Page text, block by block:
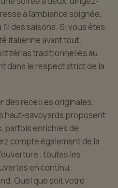
à l'ambiance soignée,
des saisons. Si vous êtes
italienne avant tout,
traditionnelles au
dans le respect strict de la
des recettes originales,
haut-savoyards proposent
parfois enrichies de
compte également de la
: toutes les
en continu,
Quel que soit votre